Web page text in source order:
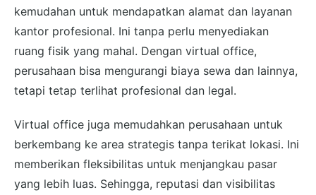
kemudahan untuk mendapatkan alamat dan layanan
kantor profesional. Ini tanpa perlu menyediakan
ruang fisik yang mahal. Dengan virtual office,
perusahaan bisa mengurangi biaya sewa dan lainnya,
tetapi tetap terlihat profesional dan legal.
Virtual office juga memudahkan perusahaan untuk
berkembang ke area strategis tanpa terikat lokasi. Ini
memberikan fleksibilitas untuk menjangkau pasar
yang lebih luas. Sehingga, reputasi dan visibilitas